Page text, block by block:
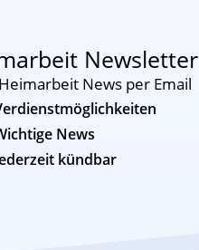
Newsletter
News per Email
News
kündbar